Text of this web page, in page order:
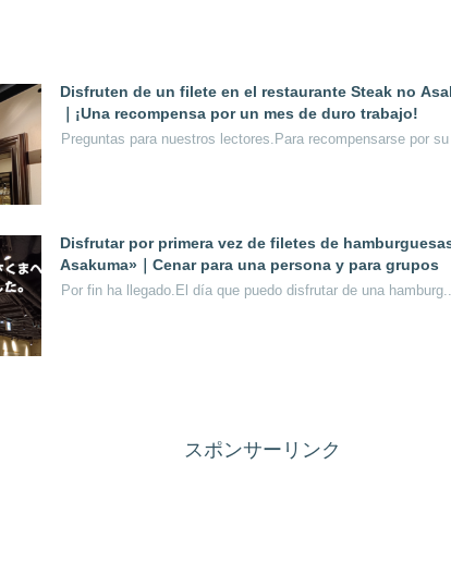
Disfruten de un filete en el restaurante Steak no
｜¡Una recompensa por un mes de duro trabajo!
Preguntas para nuestros lectores.Para recompensarse por
Disfrutar por primera vez de filetes de
Asakuma»｜Cenar para una persona y para grupos
Por fin ha llegado.El día que puedo disfrutar de una
スポンサーリンク